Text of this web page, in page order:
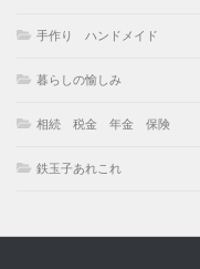
手作り ハンドメイド
暮らしの愉しみ
相続 税金 年金 保険
鉄玉子あれこれ